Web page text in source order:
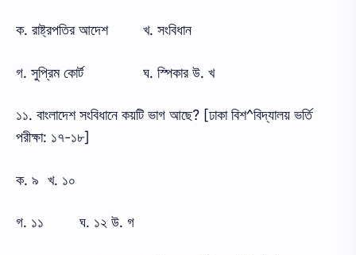
ক. রাষ্ট্রপতির আদেশ খ. সংবিধান
গ. সুপ্রিম কোর্ট ঘ. স্পিকার উ. খ
১১. বাংলাদেশ সংবিধানে কয়টি ভাগ আছে? [ঢাকা বিশ^বিদ্যালয় ভর্তি
পরীক্ষা: ১৭-১৮]
ক. ৯ খ. ১০
গ. ১১ ঘ. ১২ উ. গ